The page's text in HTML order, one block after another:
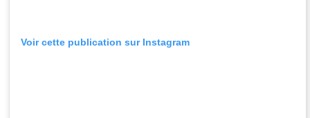
Voir cette publication sur Instagram